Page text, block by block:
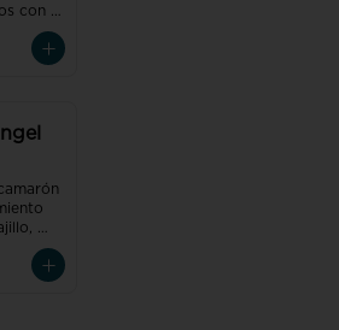
con
y un
y